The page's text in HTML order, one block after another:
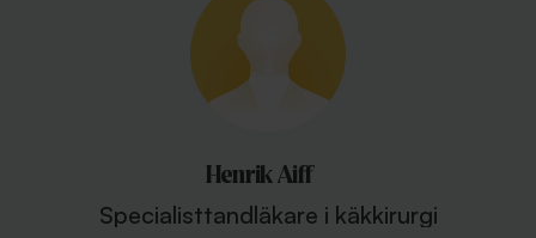
Henrik Aiff
Specialisttandläkare i käkkirurgi